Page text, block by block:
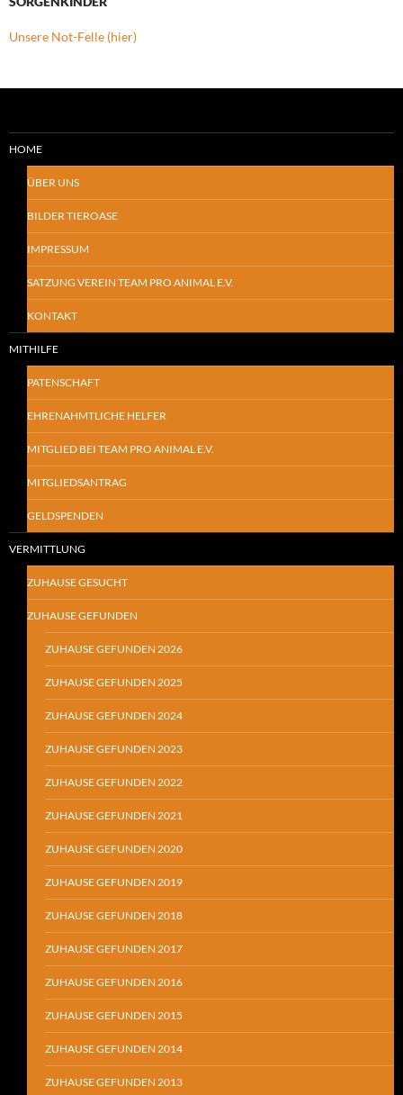
Unsere Not-Felle (hier)
HOME
ÜBER UNS
BILDER TIEROASE
IMPRESSUM
SATZUNG VEREIN TEAM PRO ANIMAL E.V.
KONTAKT
MITHILFE
PATENSCHAFT
EHRENAHMTLICHE HELFER
MITGLIED BEI TEAM PRO ANIMAL E.V.
MITGLIEDSANTRAG
GELDSPENDEN
VERMITTLUNG
ZUHAUSE GESUCHT
ZUHAUSE GEFUNDEN
ZUHAUSE GEFUNDEN 2026
ZUHAUSE GEFUNDEN 2025
ZUHAUSE GEFUNDEN 2024
ZUHAUSE GEFUNDEN 2023
ZUHAUSE GEFUNDEN 2022
ZUHAUSE GEFUNDEN 2021
ZUHAUSE GEFUNDEN 2020
ZUHAUSE GEFUNDEN 2019
ZUHAUSE GEFUNDEN 2018
ZUHAUSE GEFUNDEN 2017
ZUHAUSE GEFUNDEN 2016
ZUHAUSE GEFUNDEN 2015
ZUHAUSE GEFUNDEN 2014
ZUHAUSE GEFUNDEN 2013